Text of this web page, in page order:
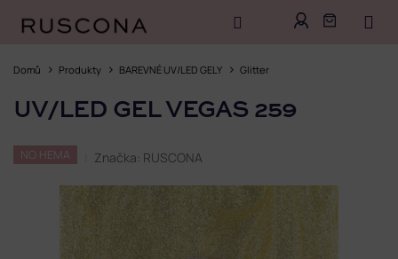
Domů Produkty BAREVNÉ UV/LED GELY Glitter
UV/LED GEL VEGAS 259
NO HEMA Značka: RUSCONA